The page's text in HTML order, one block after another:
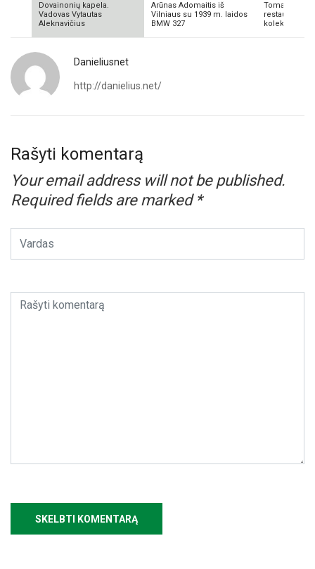
Dovainonių kapela.
Vadovas Vytautas
Aleknavičius
Arūnas Adomaitis iš
Vilniaus su 1939 m. laidos
BMW 327
Tomas
Danieliusnet
http://danielius.net/
Rašyti komentarą
Your email address will not be published.
Required fields are marked *